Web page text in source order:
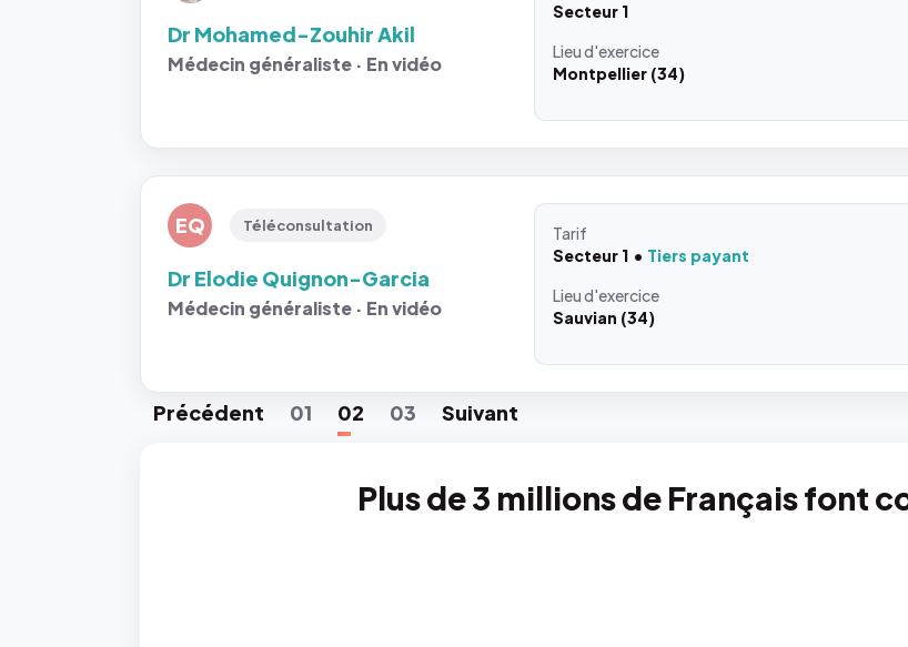
Dr Mohamed-Zouhir Akil
Médecin généraliste · En vidéo
Secteur 1
Lieud'exercice
Montpellier (34)
EQ Téléconsultation
Dr Elodie Quignon-Garcia
Médecin généraliste · En vidéo
Tarif
Secteur 1
Tiers payant
Lieud'exercice
Sauvian (34)
Précédent 01 02 03 Suivant
Plus de 3 millions de Français font